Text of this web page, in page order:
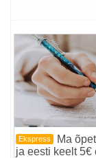
Ekspress
Ma
ja eesti keelt 5€